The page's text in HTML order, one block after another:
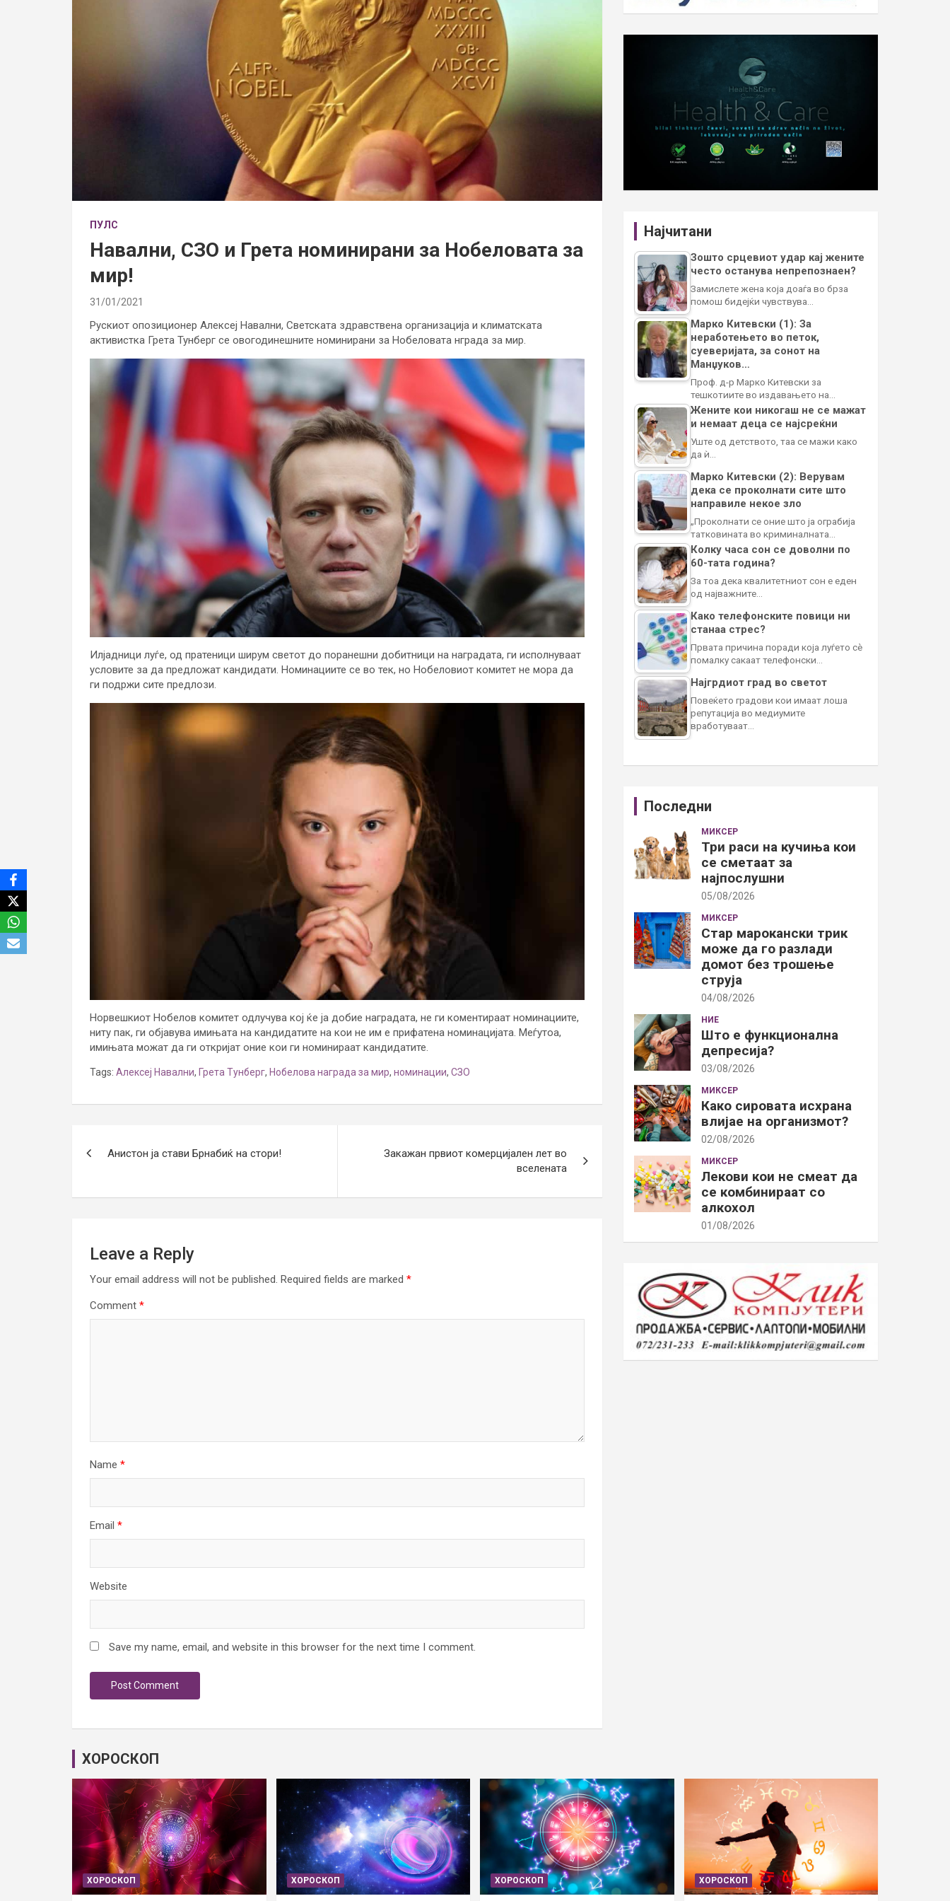
ПУЛС
Навални, СЗО и Грета номинирани за Нобеловата за
мир!
31/01/2021
Рускиот опозиционер Алексеј Навални, Светската здравствена организација и климатската
активистка Грета Тунберг се овогодинешните номинирани за Нобеловата нграда за мир.
Илјадници луѓе, од пратеници ширум светот до поранешни добитници на наградата, ги исполнуваат
условите за да предложат кандидати. Номинациите се во тек, но Нобеловиот комитет не мора да
ги подржи сите предлози.
Норвешкиот Нобелов комитет одлучува кој ќе ја добие наградата, не ги коментираат номинациите,
ниту пак, ги објавува имињата на кандидатите на кои не им е прифатена номинацијата. Меѓутоа,
имињата можат да ги откријат оние кои ги номинираат кандидатите.
Tags: Алексеј Навални, Грета Тунберг, Нобелова награда за мир, номинации, СЗО
navigation
Анистон ја стави Брнабиќ на стори!
Закажан првиот комерцијален лет во
вселената
Leave a Reply
Your email address will not be published. Required fields are marked *
Comment *
Name *
Email *
Website
Save my name, email, and website in this browser for the next time I comment.
Најчитани
Зошто срцевиот удар кај жените
често останува непрепознаен?
Замислете жена која доаѓа во брза
помош бидејќи чувствува…
Марко Китевски (1): За
неработењето во петок,
суеверијата, за сонот на
Манџуков…
Проф. д-р Марко Китевски за
тешкотиите во издавањето на…
Жените кои никогаш не се мажат
и немаат деца се најсреќни
Уште од детството, таа се мажи како
да ѝ…
Марко Китевски (2): Верувам
дека се проколнати сите што
направиле некое зло
„Проколнати се оние што ја ограбија
татковината во криминалната…
Колку часа сон се доволни по
60-тата година?
За тоа дека квалитетниот сон е еден
од најважните…
Како телефонските повици ни
станаа стрес?
Првата причина поради која луѓето сè
помалку сакаат телефонски…
Најгрдиот град во светот
Повеќето градови кои имаат лоша
репутација во медиумите
вработуваат…
Последни
МИКСЕР
Три раси на кучиња кои
се сметаат за
најпослушни
05/08/2026
МИКСЕР
Стар марокански трик
може да го разлади
домот без трошење
струја
04/08/2026
НИЕ
Што е функционална
депресија?
03/08/2026
МИКСЕР
Како сировата исхрана
влијае на организмот?
02/08/2026
МИКСЕР
Лекови кои не смеат да
се комбинираат со
алкохол
01/08/2026
ХОРОСКОП
ХОРОСКОП ХОРОСКОП ХОРОСКОП ХОРОСКОП